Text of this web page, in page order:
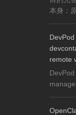
本身：
remote